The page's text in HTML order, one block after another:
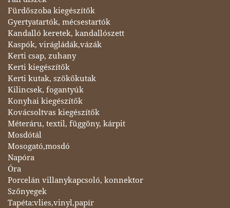
Fürdőszoba kiegészítők
Gyertyatartók, mécsestartók
Kandalló keretek, kandallószett
Kaspók, virágládák,vázák
Kerti csap, zuhany
Kerti kiegészítők
Kerti kutak, szökőkutak
Kilincsek, fogantyúk
Konyhai kiegészítők
Kovácsoltvas kiegészítők
Méteráru, textil, függöny, kárpit
Mosdótál
Mosogató,mosdó
Napóra
Óra
Porcelán villanykapcsoló, konnektor
Szőnyegek
Tapéta:vlies,vinyl,papír